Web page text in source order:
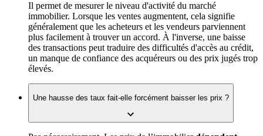
Il permet de mesurer le niveau d'activité du marché
immobilier. Lorsque les ventes augmentent, cela signifie
généralement que les acheteurs et les vendeurs parviennent
plus facilement à trouver un accord. À l'inverse, une baisse
des transactions peut traduire des difficultés d'accès au crédit,
un manque de confiance des acquéreurs ou des prix jugés trop
élevés.
Une hausse des taux fait-elle forcément baisser les prix ?